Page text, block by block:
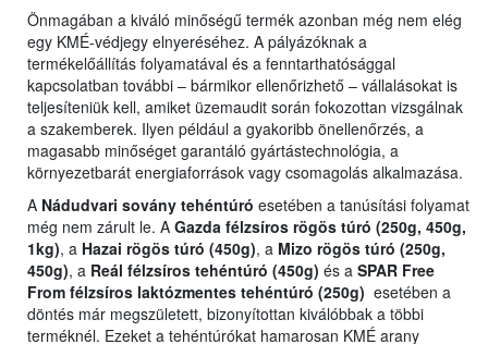
Önmagában a kiváló minőségű termék azonban még nem elég
egy KMÉ-védjegy elnyeréséhez. A pályázóknak a
termékelőállítás folyamatával és a fenntarthatósággal
kapcsolatban további – bármikor ellenőrizhető – vállalásokat is
teljesíteniük kell, amiket üzemaudit során fokozottan vizsgálnak
a szakemberek. Ilyen például a gyakoribb önellenőrzés, a
magasabb minőséget garantáló gyártástechnológia, a
környezetbarát energiaforrások vagy csomagolás alkalmazása.
A Nádudvari sovány tehéntúró esetében a tanúsítási folyamat
még nem zárult le. A Gazda félzsíros rögös túró (250g, 450g,
1kg), a Hazai rögös túró (450g), a Mizo rögös túró (250g,
450g), a Reál félzsíros tehéntúró (450g) és a SPAR Free
From félzsíros laktózmentes tehéntúró (250g) esetében a
döntés már megszületett, bizonyítottan kiválóbbak a többi
terméknél. Ezeket a tehéntúrókat hamarosan KMÉ arany